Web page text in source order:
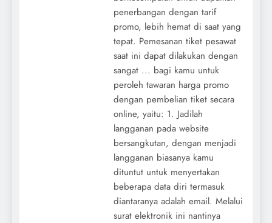
penerbangan dengan tarif
promo, lebih hemat di saat yang
tepat. Pemesanan tiket pesawat
saat ini dapat dilakukan dengan
sangat ... bagi kamu untuk
peroleh tawaran harga promo
dengan pembelian tiket secara
online, yaitu: 1. Jadilah
langganan pada website
bersangkutan, dengan menjadi
langganan biasanya kamu
dituntut untuk menyertakan
beberapa data diri termasuk
diantaranya adalah email. Melalui
surat elektronik ini nantinya